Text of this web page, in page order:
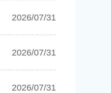
2026/07/31
2026/07/31
2026/07/31